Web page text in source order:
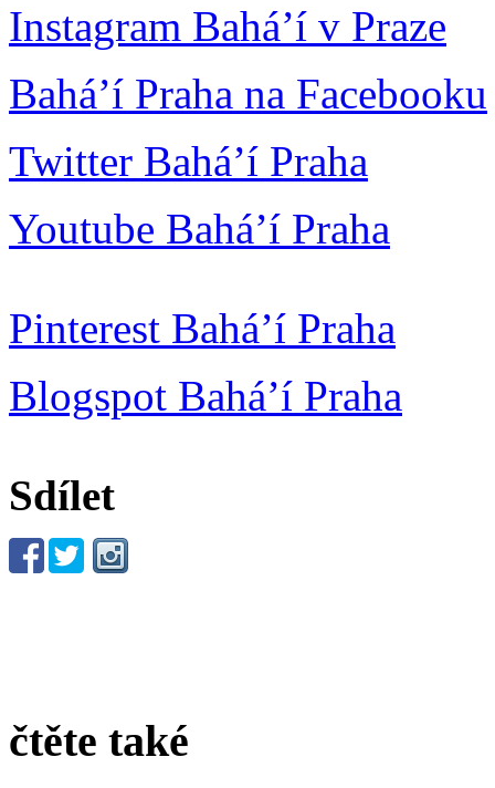
Instagram Bahá’í v Praze
Bahá’í Praha na Facebooku
Twitter Bahá’í Praha
Youtube Bahá’í Praha
Pinterest Bahá’í Praha
Blogspot Bahá’í Praha
Sdílet
čtěte také